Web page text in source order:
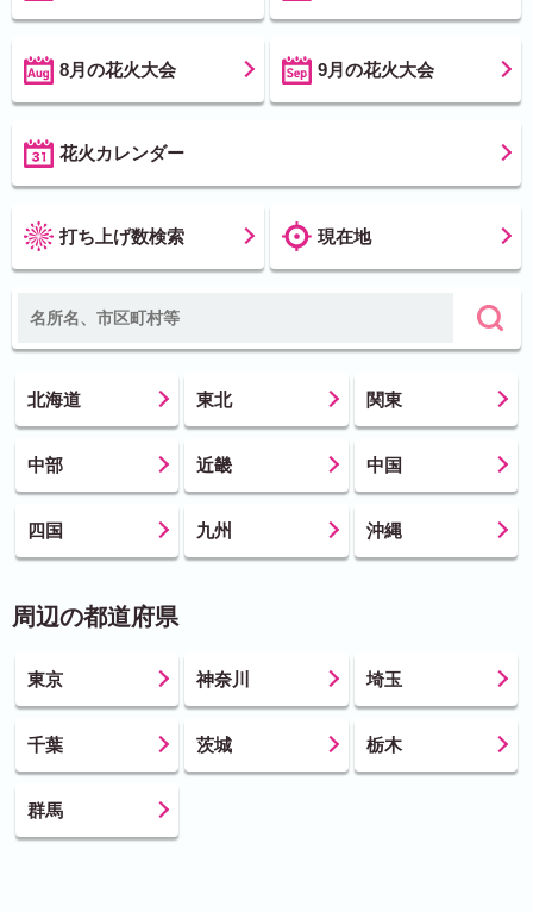
8月の花火大会 9月の花火大会
花火カレンダー
打ち上げ数検索 現在地
北海道 東北 関東
中部 近畿 中国
四国 九州 沖縄
周辺の都道府県
東京 神奈川 埼玉
千葉 茨城 栃木
群馬